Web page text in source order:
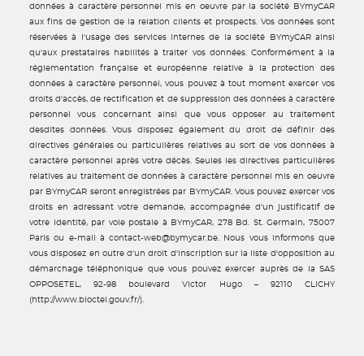
données à caractère personnel mis en oeuvre par la société BYmyCAR
aux fins de gestion de la relation clients et prospects. Vos données sont
réservées à l'usage des services internes de la société BYmyCAR ainsi
qu'aux prestataires habilités à traiter vos données. Conformément à la
réglementation française et européenne relative à la protection des
données à caractère personnel, vous pouvez à tout moment exercer vos
droits d'accès, de rectification et de suppression des données à caractère
personnel vous concernant ainsi que vous opposer au traitement
desdites données. Vous disposez également du droit de définir des
directives générales ou particulières relatives au sort de vos données à
caractère personnel après votre décès. Seules les directives particulières
relatives au traitement de données à caractère personnel mis en oeuvre
par BYmyCAR seront enregistrées par BYmyCAR. Vous pouvez exercer vos
droits en adressant votre demande, accompagnée d'un justificatif de
votre identité, par voie postale à BYmyCAR, 278 Bd. St. Germain, 75007
Paris ou e-mail à contact-web@bymycar.be. Nous vous informons que
vous disposez en outre d'un droit d'inscription sur la liste d'opposition au
démarchage téléphonique que vous pouvez exercer auprès de la SAS
OPPOSETEL, 92-98 boulevard Victor Hugo – 92110 CLICHY
(http://www.bloctel.gouv.fr/).